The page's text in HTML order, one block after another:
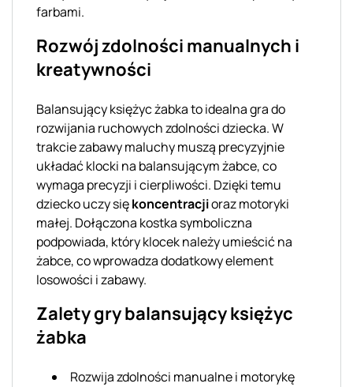
farbami.
Rozwój zdolności manualnych i
kreatywności
Balansujący księżyc żabka to idealna gra do
rozwijania ruchowych zdolności dziecka. W
trakcie zabawy maluchy muszą precyzyjnie
układać klocki na balansującym żabce, co
wymaga precyzji i cierpliwości. Dzięki temu
dziecko uczy siękoncentracjioraz motoryki
małej. Dołączona kostka symboliczna
podpowiada, który klocek należy umieścić na
żabce, co wprowadza dodatkowy element
losowości i zabawy.
Zalety gry balansujący księżyc
żabka
Rozwija zdolności manualne i motorykę